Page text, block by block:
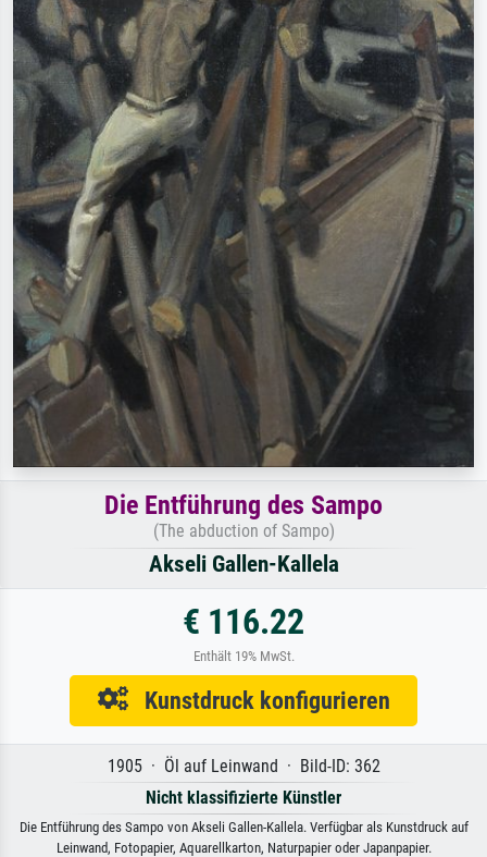
Die Entführung des Sampo
(The abduction of Sampo)
Akseli Gallen-Kallela
€ 116.22
Enthält 19% MwSt.
Kunstdruck konfigurieren
1905 · Öl auf Leinwand · Bild-ID: 362
Nicht klassifizierte Künstler
Die Entführung des Sampo von Akseli Gallen-Kallela. Verfügbar als Kunstdruck auf
Leinwand, Fotopapier, Aquarellkarton, Naturpapier oder Japanpapier.